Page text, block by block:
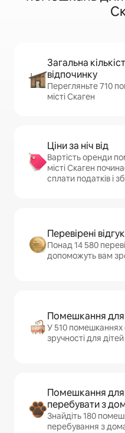
Загальна
відпочинку
Перегляньте 710
місті Скаген
Ціни за ніч від
Вартість оренди
місті Скаген
сплати податків і
Перевірені
Понад 14 580
допоможуть вам
Помешкання для
У 510 помешканнях
зручності для дітей
Помешкання для
перебувати з
Знайдіть 180
перебування з